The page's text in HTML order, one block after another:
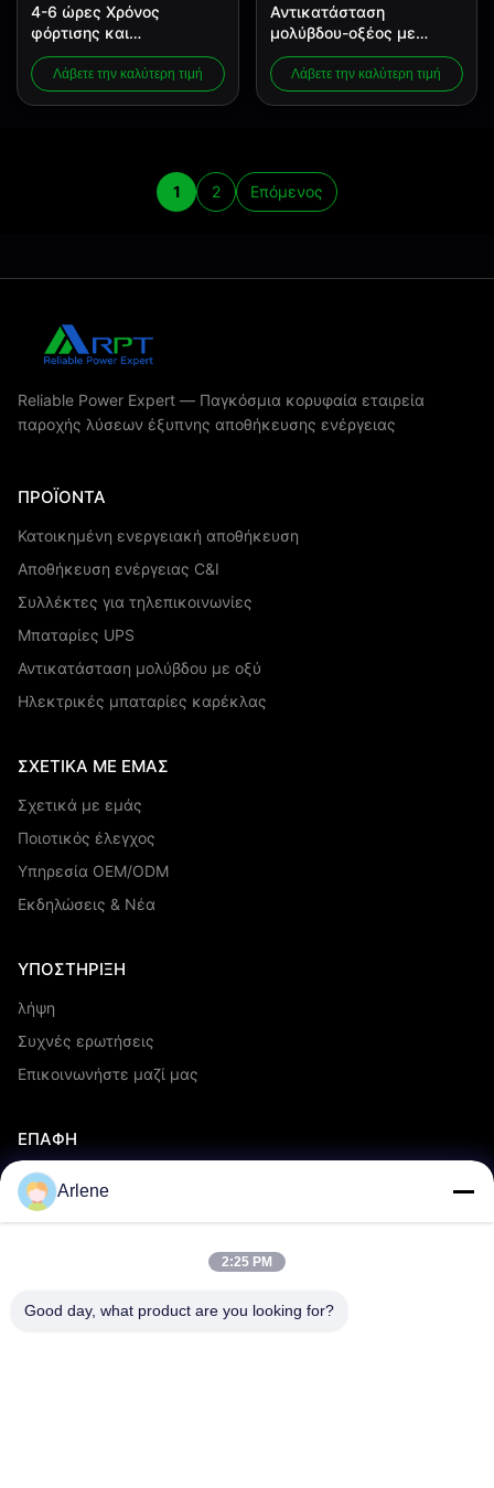
4-6 ώρες Χρόνος
φόρτισης και
ενσωματωμένη
προστασία κατά της
υπερφόρτισης
Λάβετε την καλύτερη τιμή
Αντικατάσταση
μολύβδου-οξέος με
πιστοποίηση CE με
συνθήκες αποθήκευσης
-20-65°C και δυνατότητα
Λάβετε την καλύτερη τιμή
1 2 Επόμενος
Reliable Power Expert — Παγκόσμια κορυφαία εταιρεία
παροχής λύσεων έξυπνης αποθήκευσης ενέργειας
ΠΡΟΪΌΝΤΑ
Κατοικημένη ενεργειακή αποθήκευση
Αποθήκευση ενέργειας C&I
Συλλέκτες για τηλεπικοινωνίες
Μπαταρίες UPS
Αντικατάσταση μολύβδου με οξύ
Ηλεκτρικές μπαταρίες καρέκλας
ΣΧΕΤΙΚΆ ΜΕ ΕΜΆΣ
Σχετικά με εμάς
Ποιοτικός έλεγχος
Υπηρεσία OEM/ODM
Εκδηλώσεις & Νέα
ΥΠΟΣΤΉΡΙΞΗ
λήψη
Συχνές ερωτήσεις
Επικοινωνήστε μαζί μας
ΕΠΑΦΉ
info@rpt-power.com
86-18129948166
Βιομηχανικό πάρκο Wandajie, αριθ. 1-12, Λεωφόρος Jinlong,
περιοχή Pingshan, Shenzhen.Guangdong, Κίνα, 518118
Arlene
2:25 PM
Good day, what product are you looking for?